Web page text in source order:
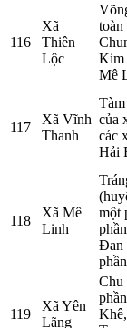
116
Xã
Thiên
Lộc
toàn
Kim
Mê
117
Xã Vĩnh
Thanh
của
các
Hải
118
Xã Mê
Linh
một
Đan
119
Xã Yên
Lãng
Chu